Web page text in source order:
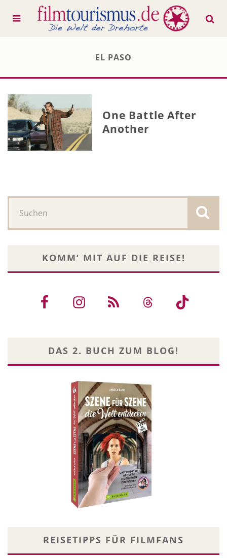
EL PASO
One Battle After
Another
KOMM‘ MIT AUF DIE REISE!
DAS 2. BUCH ZUM BLOG!
REISETIPPS FÜR FILMFANS